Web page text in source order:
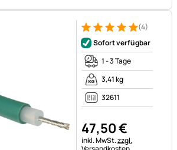
Bewertung: 5 von 5 (4
4 Bewertungen
(4)
Sofort verfügbar
1 - 3 Tage
3,41 kg
32611
47,50€
Steuerhinweis:
inkl. MwSt.zzgl.